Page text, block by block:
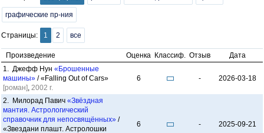
графические пр-ния
Страницы: 1 2 все
Произведение Оценка Классиф. Отзыв
Дата
1. Джефф Нун «Брошенные
машины» / «Falling Out of Cars»
[роман], 2002 г.
6 - 2026-03-18
2. Милорад Павич «Звёздная
мантия. Астрологический
справочник для непосвящённых» /
«Звездани плашт. Астролошки
6 - 2025-09-21